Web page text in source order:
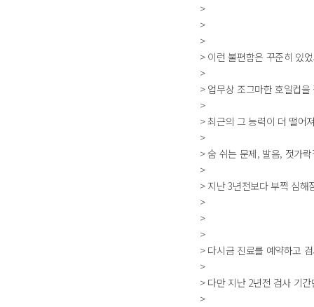
>
>
>
> 이런 불편함은 꾸준히 있
>
> 업무상 조그마한 호일컵
>
> 최근의 그 능력이 더 떨어
>
> 숨 쉬는 문제, 발음, 젓가
>
> 지난 3년전보다 부쩍 심해
>
>
>
> 다시금 진료를 예약하고
>
> 다만 지난 2년전 검사 기
>